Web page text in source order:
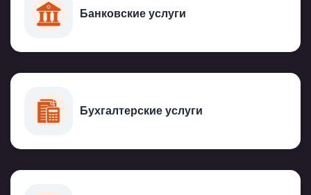
Банковские услуги
Бухгалтерские услуги